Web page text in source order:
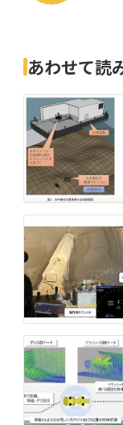
あわせて読